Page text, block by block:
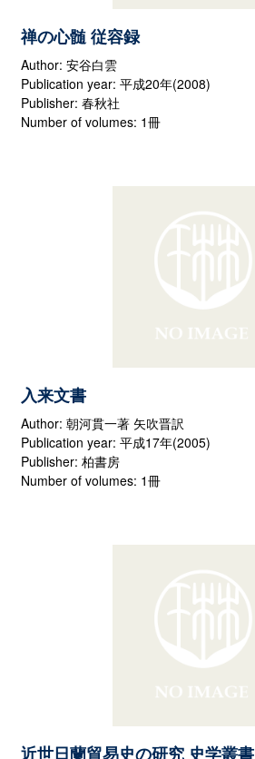
禅の心髄 従容録
Author: 安谷白雲
Publication year: 平成20年(2008)
Publisher: 春秋社
Number of volumes: 1冊
入来文書
Author: 朝河貫一著 矢吹晋訳
Publication year: 平成17年(2005)
Publisher: 柏書房
Number of volumes: 1冊
近世日蘭貿易史の研究 史学叢書